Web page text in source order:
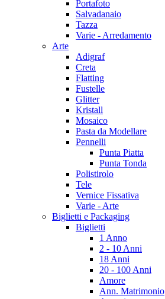
Portafoto
Salvadanaio
Tazza
Varie - Arredamento
Arte
Adigraf
Creta
Flatting
Fustelle
Glitter
Kristall
Mosaico
Pasta da Modellare
Pennelli
Punta Piatta
Punta Tonda
Polistirolo
Tele
Vernice Fissativa
Varie - Arte
Biglietti e Packaging
Biglietti
1 Anno
2 - 10 Anni
18 Anni
20 - 100 Anni
Amore
Ann. Matrimonio